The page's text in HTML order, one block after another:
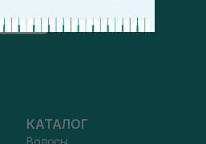
підписатись
КАТАЛОГ
Волосы